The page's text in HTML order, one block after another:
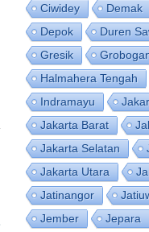
Ciwidey
Demak
Depok
Duren
Gresik
Halmahera Tengah
Indramayu
Jakarta Barat
Jakarta Selatan
Jakarta Utara
Jatinangor
Jember
Jepara